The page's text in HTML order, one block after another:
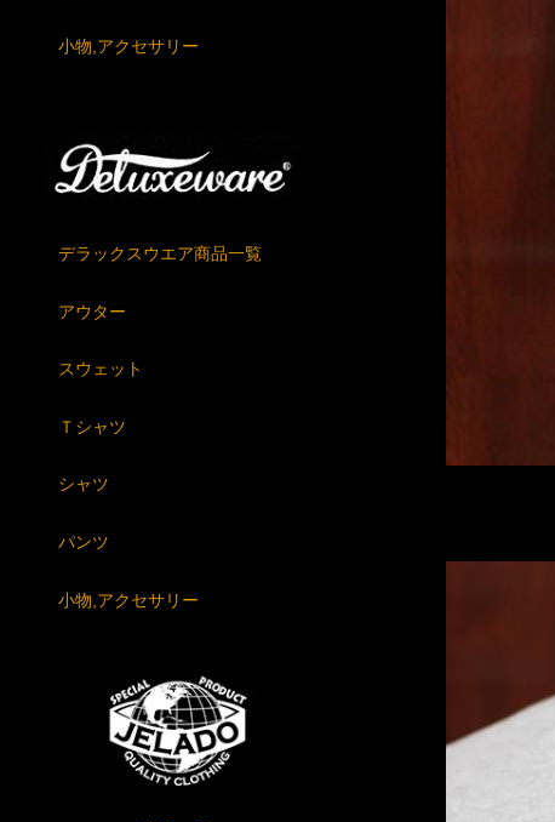
小物,アクセサリー
デラックスウエア商品一覧
アウター
スウェット
Ｔシャツ
シャツ
パンツ
小物,アクセサリー